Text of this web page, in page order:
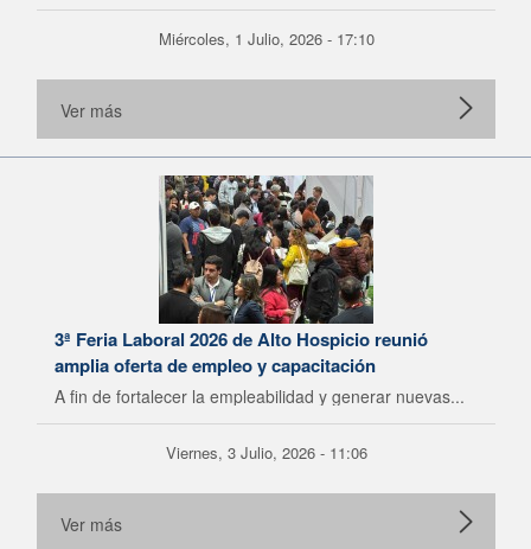
Miércoles, 1 Julio, 2026 - 17:10
Ver más
3ª Feria Laboral 2026 de Alto Hospicio reunió
amplia oferta de empleo y capacitación
A fin de fortalecer la empleabilidad y generar nuevas...
Viernes, 3 Julio, 2026 - 11:06
Ver más